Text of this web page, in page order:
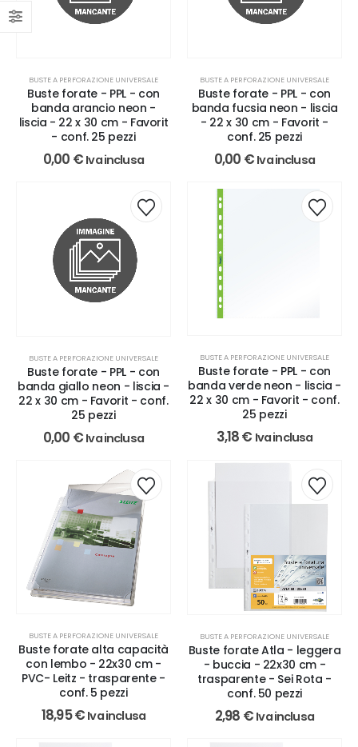
BUSTE A PERFORAZIONE UNIVERSALE
Buste forate - PPL - con
banda arancio neon -
liscia - 22 x 30 cm - Favorit
- conf. 25 pezzi
0,00 € Iva inclusa
BUSTE A PERFORAZIONE UNIVERSALE
Buste forate - PPL - con
banda fucsia neon - liscia
- 22 x 30 cm - Favorit -
conf. 25 pezzi
0,00 € Iva inclusa
BUSTE A PERFORAZIONE UNIVERSALE
Buste forate - PPL - con
banda giallo neon - liscia -
22 x 30 cm - Favorit - conf.
25 pezzi
0,00 € Iva inclusa
BUSTE A PERFORAZIONE UNIVERSALE
Buste forate - PPL - con
banda verde neon - liscia -
22 x 30 cm - Favorit - conf.
25 pezzi
3,18€ Iva inclusa
BUSTE A PERFORAZIONE UNIVERSALE
Buste forate alta capacità
con lembo - 22x30 cm -
PVC- Leitz - trasparente -
conf. 5 pezzi
18,95€ Iva inclusa
BUSTE A PERFORAZIONE UNIVERSALE
Buste forate Atla - leggera
- buccia - 22x30 cm -
trasparente - Sei Rota -
conf. 50 pezzi
2,98 € Iva inclusa